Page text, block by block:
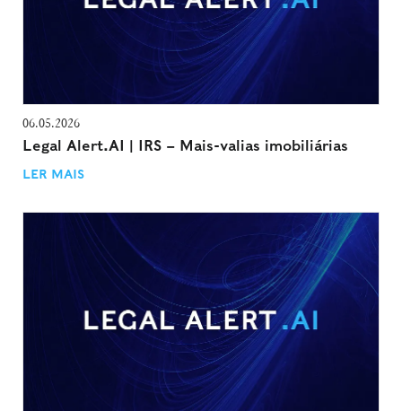
06.05.2026
Legal Alert.AI | IRS – Mais-valias imobiliárias
LER MAIS